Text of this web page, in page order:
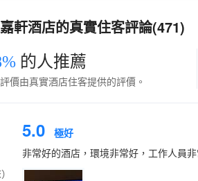
軒酒店的真實住客評論(471)
的人推薦
價由真實酒店住客提供的評價。
5.0 極好
非常好的酒店，環境非常好，工作人員